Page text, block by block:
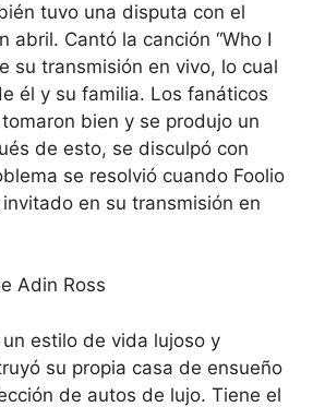
tuvo una disputa con el
abril. Cantó la canción “Who I
su transmisión en vivo, lo cual
él y su familia. Los fanáticos
bien y se produjo un
de esto, se disculpó con
se resolvió cuando Foolio
en su transmisión en
Adin Ross
estilo de vida lujoso y
su propia casa de ensueño
de autos de lujo. Tiene el